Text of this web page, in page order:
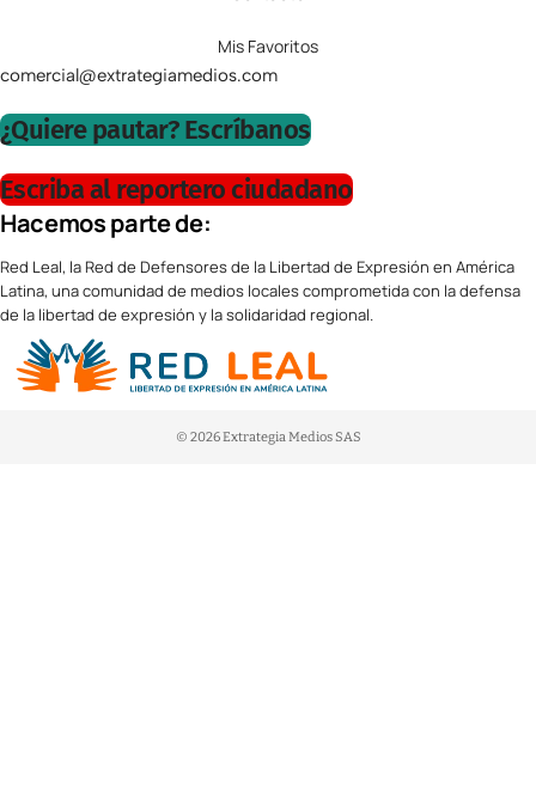
Mis Favoritos
comercial@extrategiamedios.com
¿Quiere pautar? Escríbanos
Escriba al reportero ciudadano
Hacemos parte de:
Red Leal, la Red de Defensores de la Libertad de Expresión en América
Latina, una comunidad de medios locales comprometida con la defensa
de la libertad de expresión y la solidaridad regional.
© 2026 Extrategia Medios SAS